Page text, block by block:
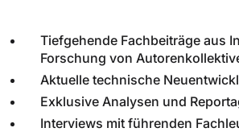
Tiefgehende Fachbeiträge aus
Forschung von
Aktuelle technische
Exklusive Analysen und
Interviews mit führenden